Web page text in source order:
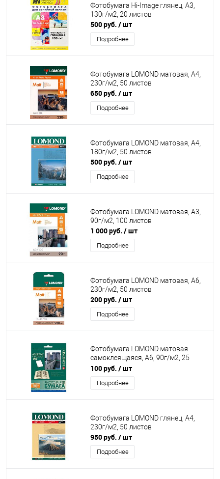
Фотобумага Hi-Image глянец, А3,
130г/м2, 20 листов
500 руб. / шт
Подробнее
Фотобумага LOMOND матовая, А4,
230г/м2, 50 листов
650 руб. / шт
Подробнее
Фотобумага LOMOND матовая, А4,
180г/м2, 50 листов
500 руб. / шт
Подробнее
Фотобумага LOMOND матовая, А3,
90г/м2, 100 листов
1 000 руб. / шт
Подробнее
Фотобумага LOMOND матовая, A6,
230г/м2, 50 листов
200 руб. / шт
Подробнее
Фотобумага LOMOND матовая
самоклеящаяся, A6, 90г/м2, 25
листов
100 руб. / шт
Подробнее
Фотобумага LOMOND глянец, А4,
230г/м2, 50 листов
950 руб. / шт
Подробнее